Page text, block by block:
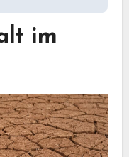
im